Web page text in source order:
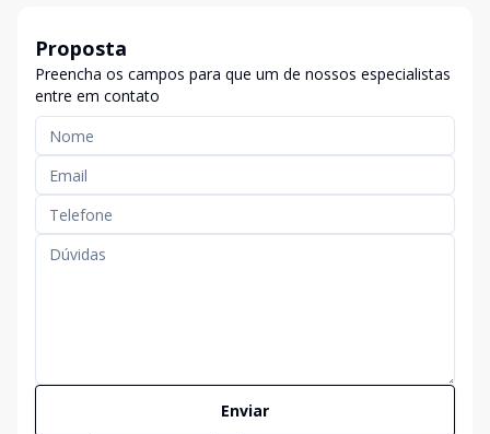
Proposta
Preencha os campos para que um de nossos especialistas
entre em contato
Enviar